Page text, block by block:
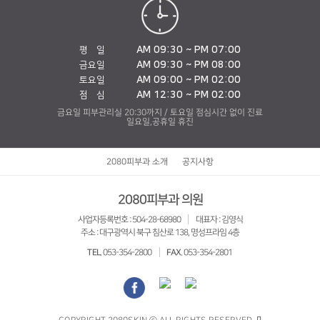
평 일 AM 09:30 ~ PM 07:00
금요일 AM 09:30 ~ PM 08:00
토요일 AM 09:00 ~ PM 02:00
점 심 AM 12:30 ~ PM 02:00
금요일 피부관리실 20:30까지 / 토요일 점심시간 없이 진료
일요일,공휴일 휴진
2080피부과 소개 공지사항
2080피부과 의원
사업자등록번호 : 504-28-68980
대표자 : 김영식
주소 : 대구광역시 북구 침산로 138, 명성프라임 4층
TEL. 053-354-2800 FAX. 053-354-2801